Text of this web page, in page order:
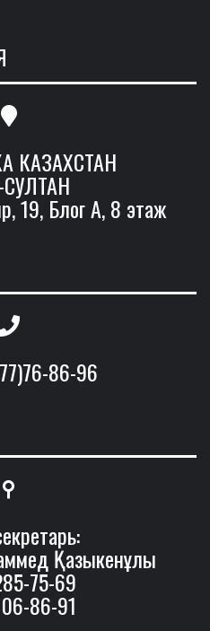
КАЗАХСТАН
19, Блог А, 8 этаж
86-96
Қазыкенұлы
75-69
86-91